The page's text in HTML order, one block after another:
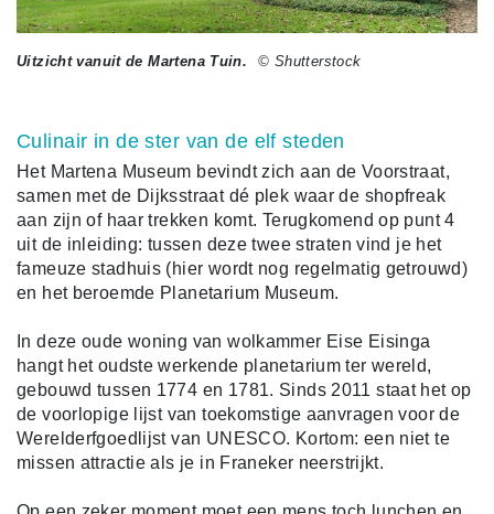
Uitzicht vanuit de Martena Tuin. © Shutterstock
Culinair in de ster van de elf steden
Het Martena Museum bevindt zich aan de Voorstraat,
samen met de Dijksstraat dé plek waar de shopfreak
aan zijn of haar trekken komt. Terugkomend op punt 4
uit de inleiding: tussen deze twee straten vind je het
fameuze stadhuis (hier wordt nog regelmatig getrouwd)
en het beroemde Planetarium Museum.
In deze oude woning van wolkammer Eise Eisinga
hangt het oudste werkende planetarium ter wereld,
gebouwd tussen 1774 en 1781. Sinds 2011 staat het op
de voorlopige lijst van toekomstige aanvragen voor de
Werelderfgoedlijst van UNESCO. Kortom: een niet te
missen attractie als je in Franeker neerstrijkt.